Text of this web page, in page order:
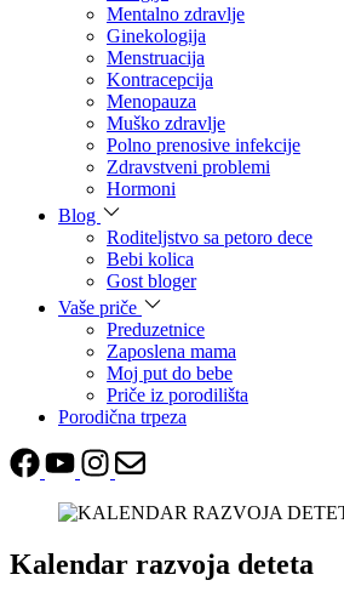
Mentalno zdravlje
Ginekologija
Menstruacija
Kontracepcija
Menopauza
Muško zdravlje
Polno prenosive infekcije
Zdravstveni problemi
Hormoni
Blog
Roditeljstvo sa petoro dece
Bebi kolica
Gost bloger
Vaše priče
Preduzetnice
Zaposlena mama
Moj put do bebe
Priče iz porodilišta
Porodična trpeza
Kalendar razvoja deteta